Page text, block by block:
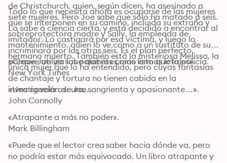
de Christchurch, quien, según dicen, ha asesinado a
siete mujeres. Pero Joe sabe que sólo ha matado a seis.
Lo sabe a ciencia cierta, y está decidido a encontrar al
imitador. Lo castigará por esa víctima, y luego lo
incriminará por las otras seis. Es el plan perfecto,
porque Joe ya sabe que él es más listo que la policía.
Todo lo que necesita ahora es ocuparse de las mujeres
que se interponen en su camino, incluida su extraña y
sobreprotectora madre y Sally, la empleada de
mantenimiento, quien lo ve como a un sustituto de su
hermano muerto. También está la misteriosa Melissa, la
única mujer que lo ha entendido, pero cuyas fantasías
de chantaje y tortura no tienen cabida en la
investigación de Joe.
«Cleave utiliza las palabras como armas letales».
New York Times
«Una novela oscura, sangrienta y apasionante…».
John Connolly
«Atrapante a más no poder».
Mark Billingham
«Puede que el lector crea saber hacia dónde va, pero
no podría estar más equivocado. Un libro atrapante y